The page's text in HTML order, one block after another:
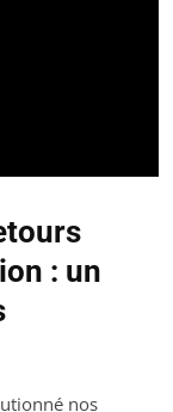
: un
nos